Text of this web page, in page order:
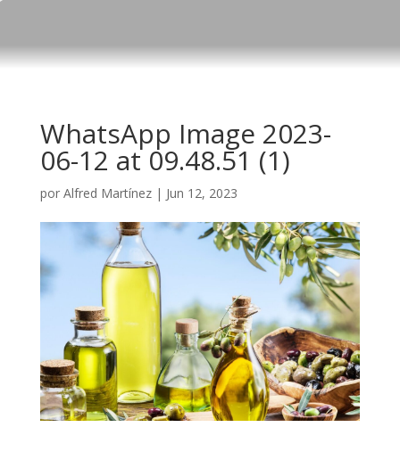
WhatsApp Image 2023-
06-12 at 09.48.51 (1)
por Alfred Martínez| Jun 12, 2023